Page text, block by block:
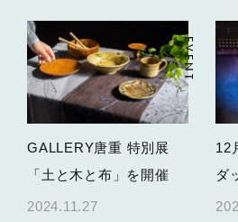
GALLERY唐重 特別展
「土と木と布」を開催
2024.11.27
EVENT
12
ダ
津